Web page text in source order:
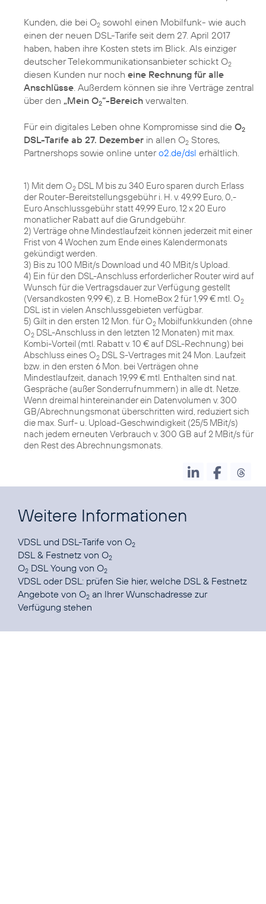
Kunden, die bei O2 sowohl einen Mobilfunk- wie auch
einen der neuen DSL-Tarife seit dem 27. April 2017
haben, haben ihre Kosten stets im Blick. Als einziger
deutscher Telekommunikationsanbieter schickt O2
diesen Kunden nur noch eine Rechnung für alle
Anschlüsse. Außerdem können sie ihre Verträge zentral
über den „Mein O2“-Bereich verwalten.
Für ein digitales Leben ohne Kompromisse sind die O2
DSL-Tarife ab 27. Dezember in allen O2 Stores,
Partnershops sowie online untero2.de/dsl erhältlich.
1) Mit dem O2 DSL M bis zu 340 Euro sparen durch Erlass
der Router-Bereitstellungsgebühr i. H. v. 49,99 Euro, 0,-
Euro Anschlussgebühr statt 49,99 Euro, 12 x 20 Euro
monatlicher Rabatt auf die Grundgebühr.
2) Verträge ohne Mindestlaufzeit können jederzeit mit einer
Frist von 4 Wochen zum Ende eines Kalendermonats
gekündigt werden.
3) Bis zu 100 MBit/s Download und 40 MBit/s Upload.
4) Ein für den DSL-Anschluss erforderlicher Router wird auf
Wunsch für die Vertragsdauer zur Verfügung gestellt
(Versandkosten 9,99 €), z. B. HomeBox 2 für 1,99 € mtl. O2
DSL ist in vielen Anschlussgebieten verfügbar.
5) Gilt in den ersten 12 Mon. für O2 Mobilfunkkunden (ohne
O2 DSL-Anschluss in den letzten 12 Monaten) mit max.
Kombi-Vorteil (mtl. Rabatt v. 10 € auf DSL-Rechnung) bei
Abschluss eines O2 DSL S-Vertrages mit 24 Mon. Laufzeit
bzw. in den ersten 6 Mon. bei Verträgen ohne
Mindestlaufzeit, danach 19,99 € mtl. Enthalten sind nat.
Gespräche (außer Sonderrufnummern) in alle dt. Netze.
Wenn dreimal hintereinander ein Datenvolumen v. 300
GB/Abrechnungsmonat überschritten wird, reduziert sich
die max. Surf- u. Upload-Geschwindigkeit (25/5 MBit/s)
nach jedem erneuten Verbrauch v. 300 GB auf 2 MBit/s für
den Rest des Abrechnungsmonats.
Weitere Informationen
VDSL und DSL-Tarife von O2
DSL & Festnetz von O2
O2 DSL Young von O2
VDSL oder DSL: prüfen Sie hier, welche DSL & Festnetz
Angebote von O2 an Ihrer Wunschadresse zur
Verfügung stehen